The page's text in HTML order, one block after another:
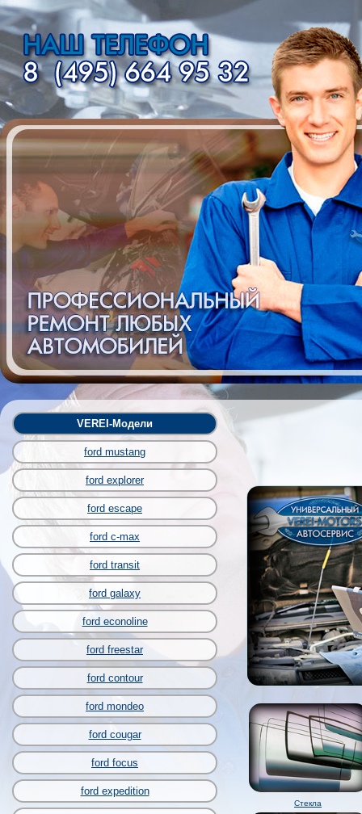
VEREI-Модели
ford mustang
ford explorer
ford escape
ford c-max
ford transit
ford galaxy
ford econoline
ford freestar
ford contour
ford mondeo
ford cougar
ford focus
ford expedition
Стекла